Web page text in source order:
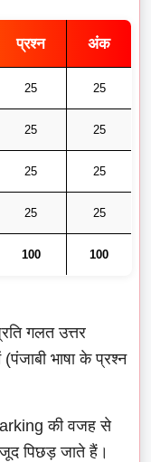
प्रश्न अंक
25 25
25 25
25 25
25 25
100 100
गलत उत्तर
भाषा के प्रश्न
की वजह से
पिछड़ जाते हैं।